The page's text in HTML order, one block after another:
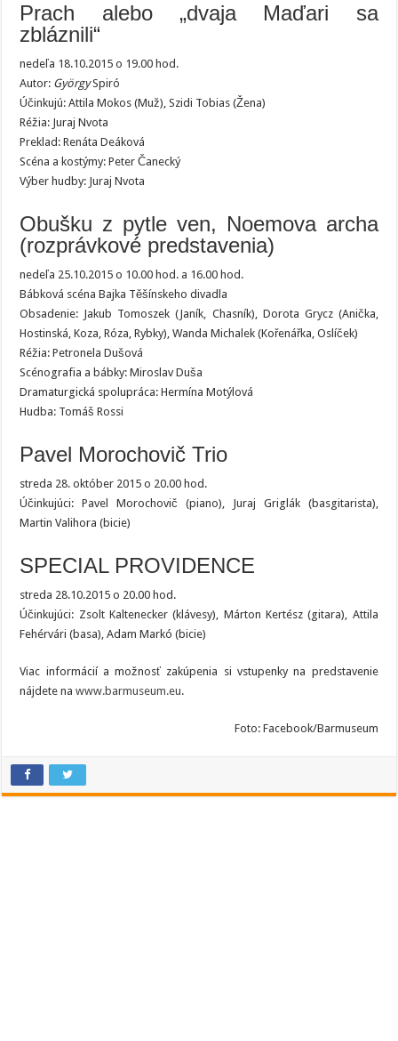
Prach alebo „dvaja Maďari sa
zbláznili“
nedeľa 18.10.2015 o 19.00 hod.
Autor: GyörgySpiró
Účinkujú: Attila Mokos (Muž), Szidi Tobias (Žena)
Réžia: Juraj Nvota
Preklad: Renáta Deáková
Scéna a kostýmy: Peter Čanecký
Výber hudby: Juraj Nvota
Obušku z pytle ven, Noemova archa
(rozprávkové predstavenia)
nedeľa 25.10.2015 o 10.00 hod. a 16.00 hod.
Bábková scéna Bajka Těšínskeho divadla
Obsadenie: Jakub Tomoszek (Janík, Chasník), Dorota Grycz (Anička,
Hostinská, Koza, Róza, Rybky), Wanda Michalek (Kořenářka, Oslíček)
Réžia: Petronela Dušová
Scénografia a bábky: Miroslav Duša
Dramaturgická spolupráca: Hermína Motýlová
Hudba: Tomáš Rossi
Pavel Morochovič Trio
streda 28. október 2015 o 20.00 hod.
Účinkujúci: Pavel Morochovič (piano), Juraj Griglák (basgitarista),
Martin Valihora (bicie)
SPECIAL PROVIDENCE
streda 28.10.2015 o 20.00 hod.
Účinkujúci: Zsolt Kaltenecker (klávesy), Márton Kertész (gitara), Attila
Fehérvári (basa), Adam Markó (bicie)
Viac informácií a možnosť zakúpenia si vstupenky na predstavenie
nájdete nawww.barmuseum.eu.
Foto: Facebook/Barmuseum